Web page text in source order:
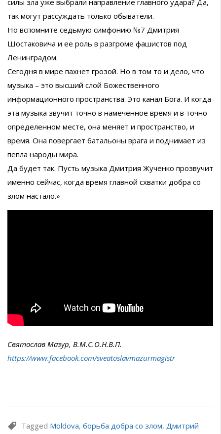
так могут рассуждать только обыватели.
Но вспомните седьмую симфонию №7 Дмитрия
Шостаковича и ее роль в разгроме фашистов под
Ленинградом.
Сегодня в мире пахнет грозой. Но в том то и дело, что
музыка – это высший слой Божественного
информационного пространства. Это канал Бога. И когда
эта музыка звучит точно в намеченное время и в точно
определенном месте, она меняет и пространство, и
время. Она повергает батальоны врага и поднимает из
пепла народы мира.
Да будет так. Пусть музыка Дмитрия Жученко прозвучит
именно сейчас, когда время главной схватки добра со
злом настало.»
Святослав Мазур, В.М.С.О.Н.В.П.
https://www.facebook.com/sveatoslavmazurmagistr
Tagged Moldova, борьба добра со злом, Дмитрий